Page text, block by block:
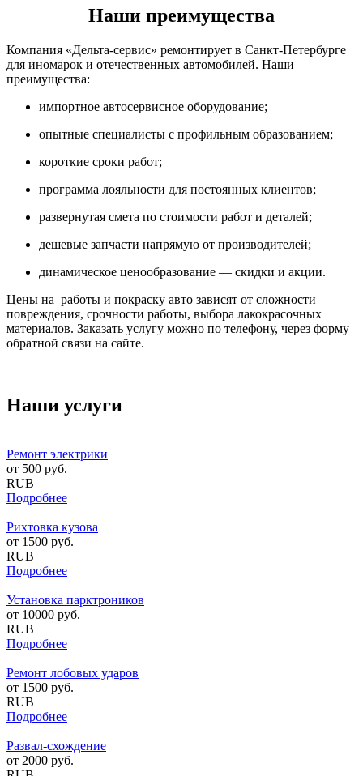
Наши преимущества
Компания «Дельта-сервис» ремонтирует в Санкт-Петербурге
для иномарок и отечественных автомобилей. Наши
преимущества:
импортное автосервисное оборудование;
опытные специалисты с профильным образованием;
короткие сроки работ;
программа лояльности для постоянных клиентов;
развернутая смета по стоимости работ и деталей;
дешевые запчасти напрямую от производителей;
динамическое ценообразование — скидки и акции.
Цены на работы и покраску авто зависят от сложности
повреждения, срочности работы, выбора лакокрасочных
материалов. Заказать услугу можно по телефону, через форму
обратной связи на сайте.
Наши услуги
Ремонт электрики
от 500 руб.
RUB
Подробнее
Рихтовка кузова
от 1500 руб.
RUB
Подробнее
Установка парктроников
от 10000 руб.
RUB
Подробнее
Ремонт лобовых ударов
от 1500 руб.
RUB
Подробнее
Развал-схождение
от 2000 руб.